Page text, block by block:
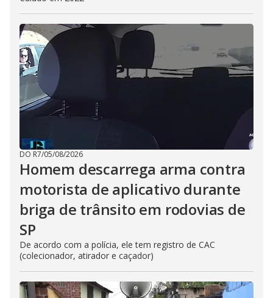
DO R7/05/08/2026
Homem descarrega arma contra
motorista de aplicativo durante
briga de trânsito em rodovias de
SP
De acordo com a polícia, ele tem registro de CAC
(colecionador, atirador e caçador)